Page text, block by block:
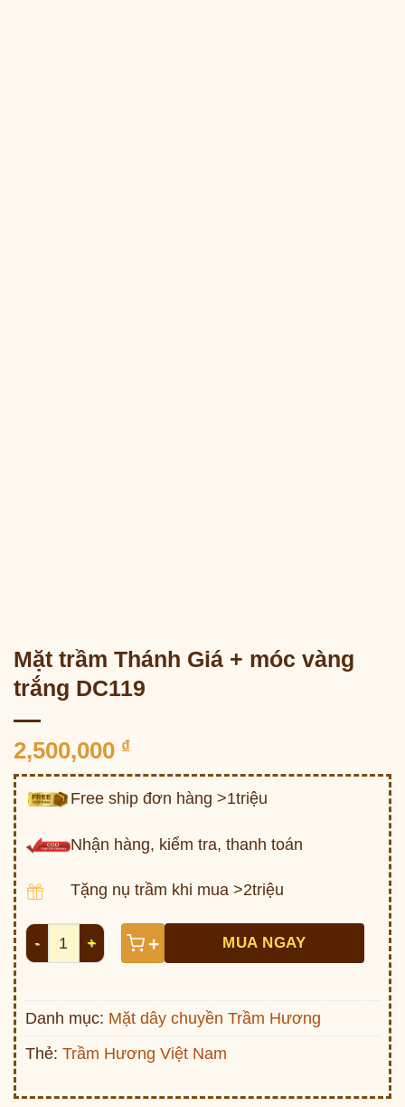
Mặt trầm Thánh Giá + móc vàng
trắng DC119
2,500,000 ₫
Free ship đơn hàng >1triệu
Nhận hàng, kiểm tra, thanh toán
Tặng nụ trầm khi mua >2triệu
Mặt trầm Thánh Giá + móc vàng trắng DC119 số lượng
+ MUA NGAY
Danh mục: Mặt dây chuyền Trầm Hương
Thẻ: Trầm Hương Việt Nam